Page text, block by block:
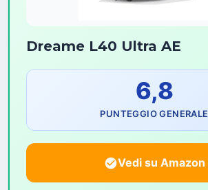
Dreame L40 Ultra AE
6,8
PUNTEGGIO GENERALE
Vedi su Amazon